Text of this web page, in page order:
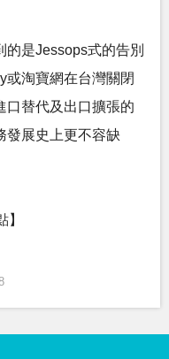
是Jessops式的告別
或淘寶網在台灣關閉
口替代及出口擴張的
發展史上更不容缺